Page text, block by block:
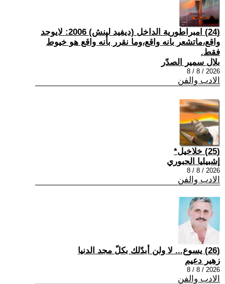
(24) امبراطورية الداخل (ديفيد لينش) 2006: لايوجد
واقع،ماتشعر بانه واقع،وما نقرر بأنه واقع هو خيوط
فقط.
بلال سمير الصدّر
2026 / 8 / 8
الادب والفن
(25) خلاخيل*
إشبيليا الجبوري
2026 / 8 / 8
الادب والفن
(26) يسوع... لا ولن أبدّلك بكلّ مجد الدنيا
زهير دعيم
2026 / 8 / 8
الادب والفن